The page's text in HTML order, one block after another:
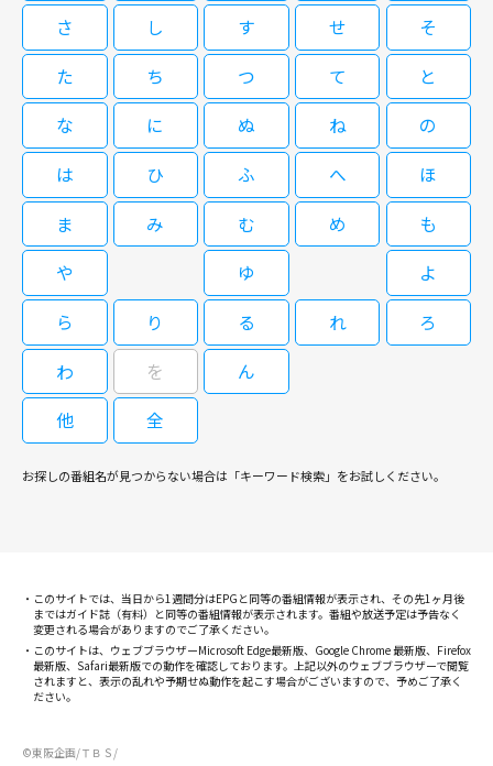
合奈保子 ♪渚のライオン／早見優 ♪月の浜辺／岩崎良美 ♪踊り子／少年隊
♪こっちをお向きよソフィア／山下久美子 ♪愛してA-CHI-CHI！／今井まこ
と ♪君はインスタントコーヒー／PEGMO ほか
閉じる
さ
し す せ
そ
た
ち つ て
と
な
に ぬ ね
の
は
ひ ふ へ
ほ
ま
み む め
も
や
ゆ
よ
ら
り る れ
ろ
わ
を
ん
他
全
お探しの番組名が見つからない場合は「キーワード検索」をお試しください。
このサイトでは、当日から1週間分はEPGと同等の番組情報が表示され、その先1ヶ月後
まではガイド誌（有料）と同等の番組情報が表示されます。番組や放送予定は予告なく
変更される場合がありますのでご了承ください。
このサイトは、ウェブブラウザーMicrosoft Edge最新版、Google Chrome 最新版、Firefox
最新版、Safari最新版での動作を確認しております。上記以外のウェブブラウザーで閲覧
されますと、表示の乱れや予期せぬ動作を起こす場合がございますので、予めご了承く
ださい。
©東阪企画/ＴＢＳ/